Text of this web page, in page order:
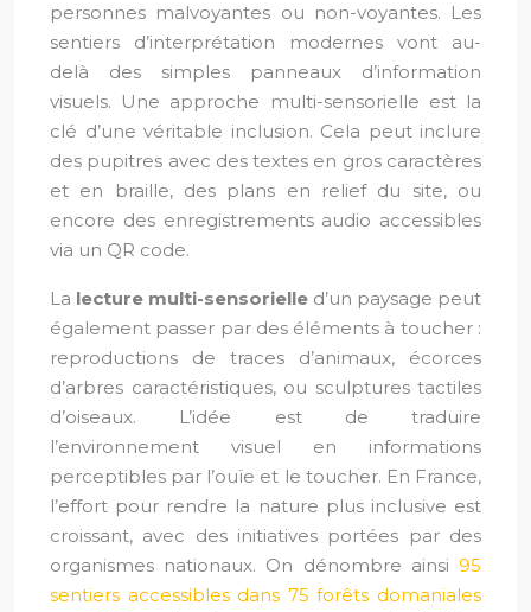
personnes malvoyantes ou non-voyantes. Les
sentiers d’interprétation modernes vont au-
delà des simples panneaux d’information
visuels. Une approche multi-sensorielle est la
clé d’une véritable inclusion. Cela peut inclure
des pupitres avec des textes en gros caractères
et en braille, des plans en relief du site, ou
encore des enregistrements audio accessibles
via un QR code.
La lecture multi-sensorielle d’un paysage peut
également passer par des éléments à toucher :
reproductions de traces d’animaux, écorces
d’arbres caractéristiques, ou sculptures tactiles
d’oiseaux. L’idée est de traduire
l’environnement visuel en informations
perceptibles par l’ouïe et le toucher. En France,
l’effort pour rendre la nature plus inclusive est
croissant, avec des initiatives portées par des
organismes nationaux. On dénombre ainsi 95
sentiers accessibles dans 75 forêts domaniales